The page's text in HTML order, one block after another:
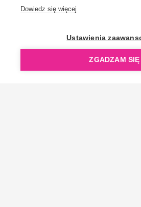
Dowiedz się więcej
Ustawienia
ZGADZAM SIĘ
OpenGift jest częścią